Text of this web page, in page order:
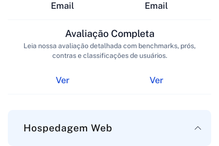
Email
Email
Ver
Avaliação Completa
Leia nossa avaliação detalhada com benchmarks, prós,
contras e classificações de usuários.
Ver
Hospedagem Web